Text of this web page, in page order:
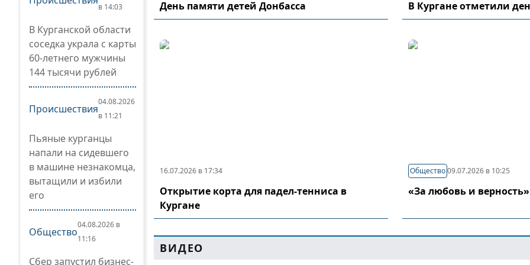
в 14:03
В Курганской области
соседка украла с карты
60-летнего мужчины
144 тысячи рублей
Происшествия
04.08.2026
в 11:21
Пьяные курганцы
напали на сидевшего
в машине незнакомца,
вытащили и избили
его
Общество
04.08.2026 в
11:16
Сбер запустил бизнес-
День памяти детей Донбасса В Кургане отметили
16.07.2026 в 17:34
Открытие корта для падел-тенниса в
Кургане
Общество 09.07.2026 в 10:25
«За любовь и верность»
ВИДЕО